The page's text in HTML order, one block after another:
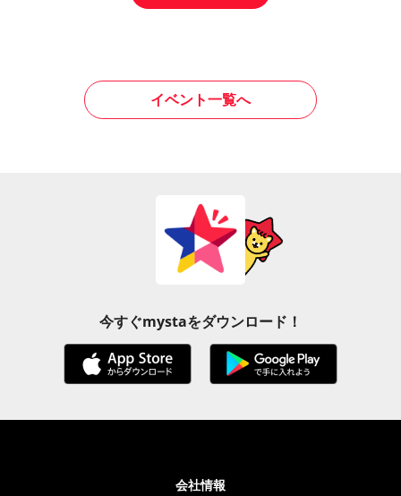
イベント一覧へ
今すぐmystaをダウンロード！
会社情報